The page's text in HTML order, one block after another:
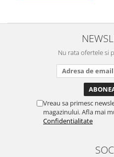
Nu rata ofertele si
Vreau sa primesc
magazinului. Afla mai
Confidentialitate